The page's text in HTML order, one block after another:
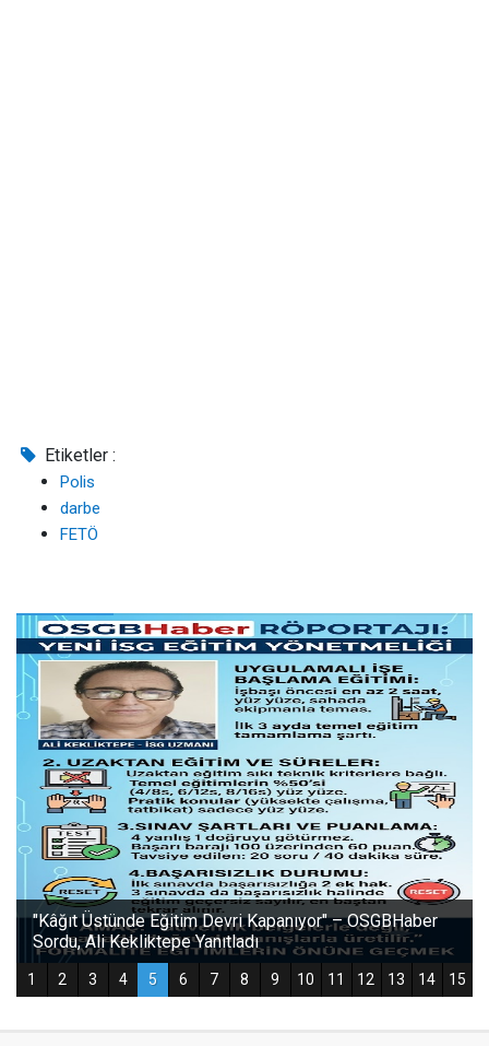
Etiketler :
Polis
darbe
FETÖ